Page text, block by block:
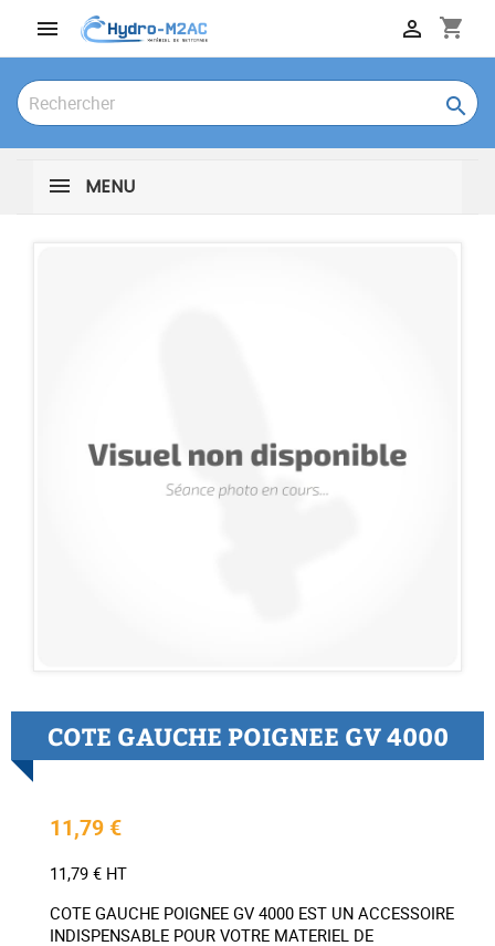
 shopping_cart


MENU
COTE GAUCHE POIGNEE GV 4000
11,79 €
11,79 € HT
COTE GAUCHE POIGNEE GV 4000 EST UN ACCESSOIRE
INDISPENSABLE POUR VOTRE MATERIEL DE